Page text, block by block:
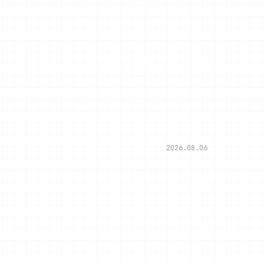
2026.08.06